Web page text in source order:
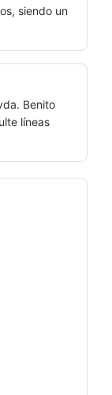
siendo un
Benito
líneas